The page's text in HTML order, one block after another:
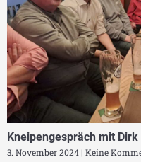
Kneipengespräch mit
3. November 2024 Keine